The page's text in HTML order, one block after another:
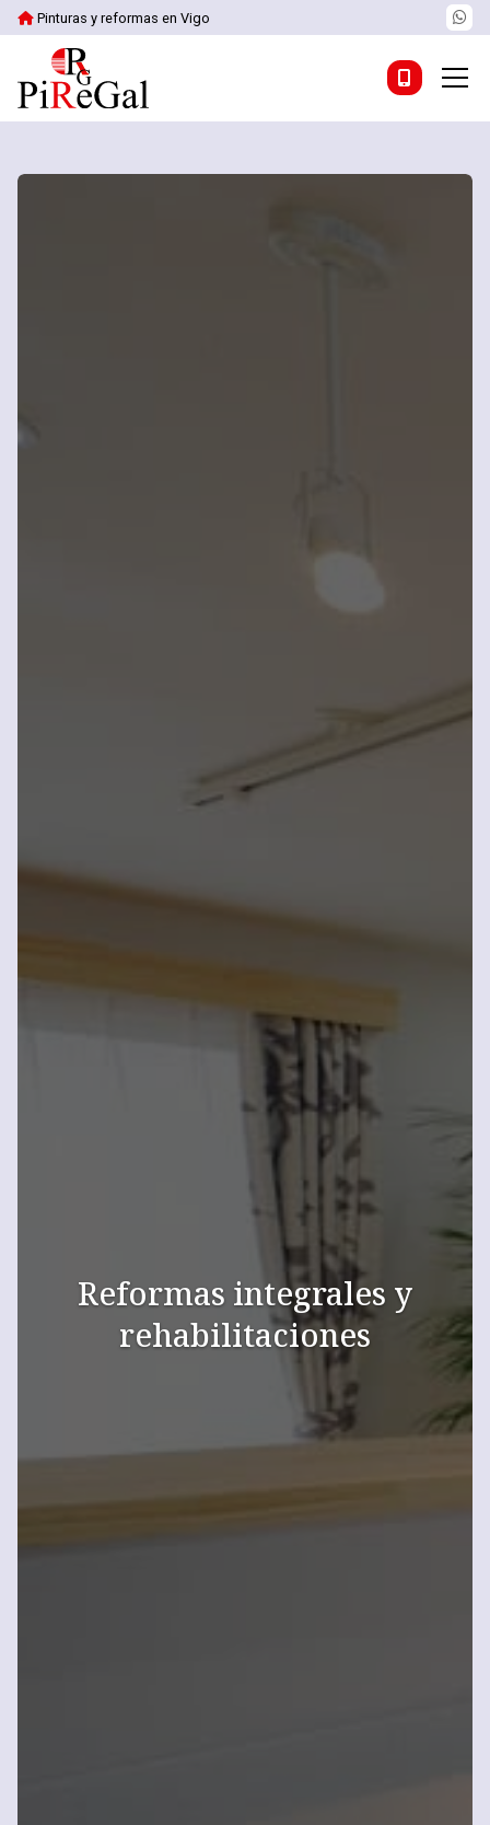
Pinturas y reformas en Vigo
Reformas integrales y
rehabilitaciones